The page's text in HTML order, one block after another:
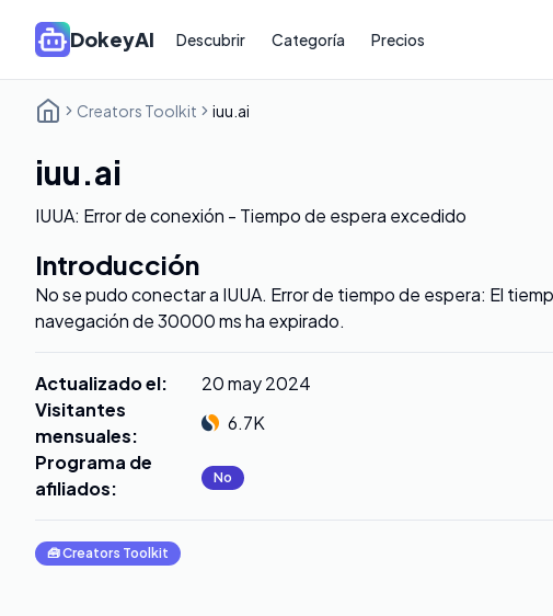
DokeyAI Descubrir Categoría Precios
Creators Toolkit iuu.ai
iuu.ai
IUUA: Error de conexión - Tiempo de espera excedido
Introducción
No se pudo conectar a IUUA. Error de tiempo de espera: El
navegación de 30000 ms ha expirado.
Actualizado el:
20 may 2024
Visitantes
mensuales:
6.7K
Programa de
afiliados: No
🧰Creators Toolkit